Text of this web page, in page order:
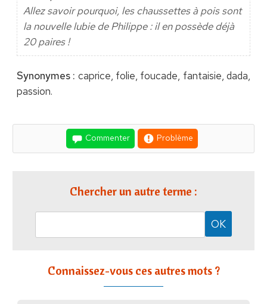
Allez savoir pourquoi, les chaussettes à pois sont
la nouvelle lubie de Philippe : il en possède déjà
20 paires !
Synonymes : caprice, folie, foucade, fantaisie, dada,
passion.
Commenter Problème
Chercher un autre terme :
Connaissez-vous ces autres mots ?